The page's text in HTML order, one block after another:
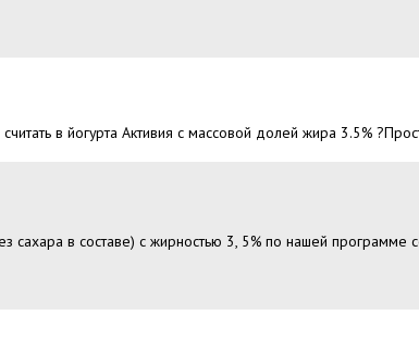
в йогурта Активия с массовой долей жира 3.5%
сахара в составе) с жирностью 3, 5% по нашей программе